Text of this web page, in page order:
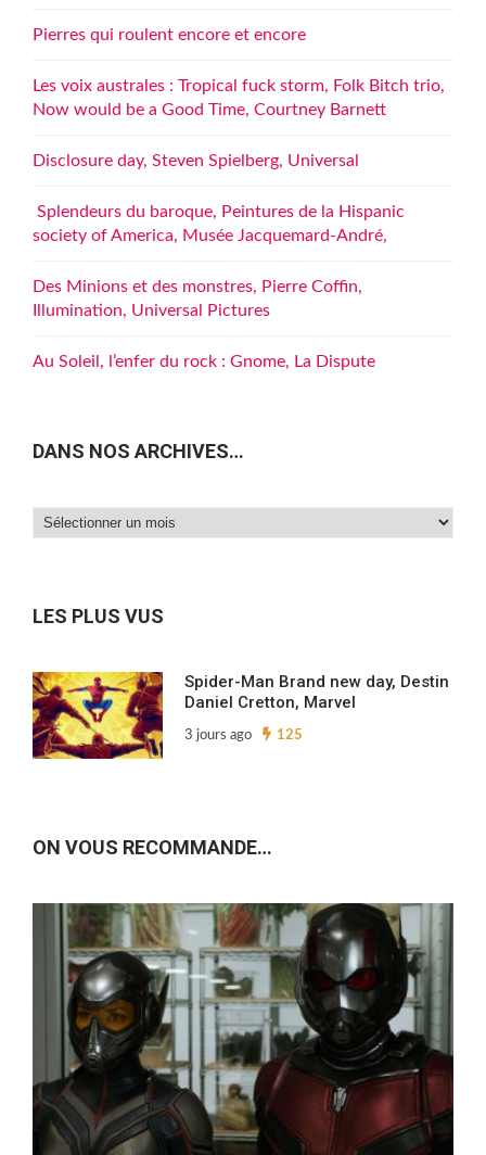
Pierres qui roulent encore et encore
Les voix australes : Tropical fuck storm, Folk Bitch trio,
Now would be a Good Time, Courtney Barnett
Disclosure day, Steven Spielberg, Universal
Splendeurs du baroque, Peintures de la Hispanic
society of America, Musée Jacquemard-André,
Des Minions et des monstres, Pierre Coffin,
Illumination, Universal Pictures
Au Soleil, l’enfer du rock : Gnome, La Dispute
DANS NOS ARCHIVES…
Dans
LES PLUS VUS
Spider-Man Brand new day, Destin
Daniel Cretton, Marvel
3 jours ago 125
ON VOUS RECOMMANDE…